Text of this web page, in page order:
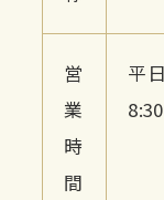
営
業
時
間
平